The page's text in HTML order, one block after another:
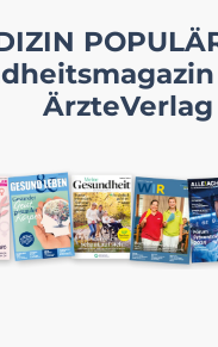
ÄrzteVerlag